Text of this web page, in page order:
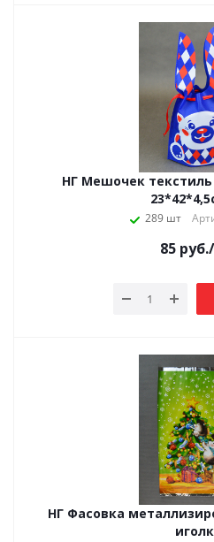
НГ Мешочек
289 шт
85 руб.
НГ Фасовка